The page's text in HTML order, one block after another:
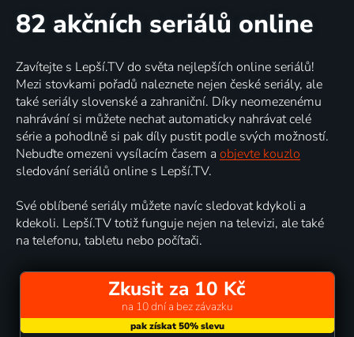
82 akčních seriálů online
Zavítejte s Lepší.TV do světa nejlepších online seriálů!
Mezi stovkami pořadů naleznete nejen české seriály, ale
také seriály slovenské a zahraniční. Díky neomezenému
nahrávání si můžete nechat automaticky nahrávat celé
série a pohodlně si pak díly pustit podle svých možností.
Nebuďte omezeni vysílacím časem a objevte kouzlo
sledování seriálů online s Lepší.TV.
Své oblíbené seriály můžete navíc sledovat kdykoli a
kdekoli. Lepší.TV totiž funguje nejen na televizi, ale také
na telefonu, tabletu nebo počítači.
Zkusit za 10 Kč
na 10 dní a bez závazku